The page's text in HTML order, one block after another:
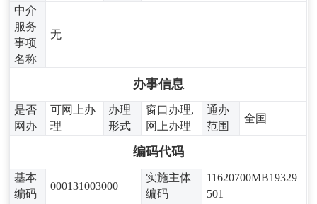
中介
服务
事项
名称
无
办事信息
是否
网办
可网上办
理
办理
形式
窗口办理,
网上办理
通办
范围
全国
编码代码
基本
编码
000131003000
实施主体
编码
11620700MB19329
501